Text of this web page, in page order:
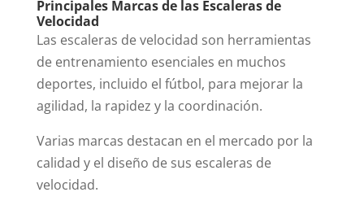
Principales Marcas de las Escaleras de
Velocidad
Las escaleras de velocidad son herramientas
de entrenamiento esenciales en muchos
deportes, incluido el fútbol, para mejorar la
agilidad, la rapidez y la coordinación.
Varias marcas destacan en el mercado por la
calidad y el diseño de sus escaleras de
velocidad.